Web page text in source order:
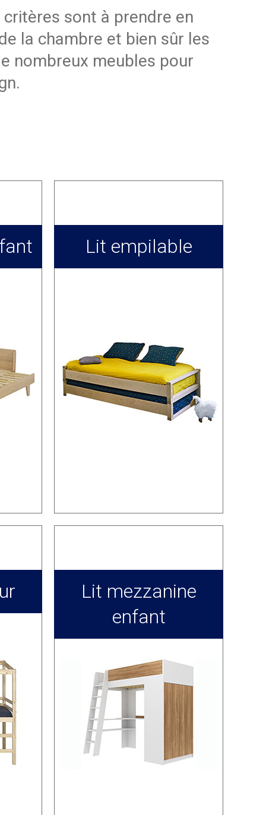
sont à prendre en
la chambre et bien sûr les
nombreux meubles pour
Lit empilable
Lit mezzanine
enfant